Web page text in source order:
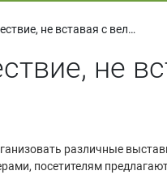
Виртуальное путешествие, не вставая с велотренажера
не
различные
посетителям